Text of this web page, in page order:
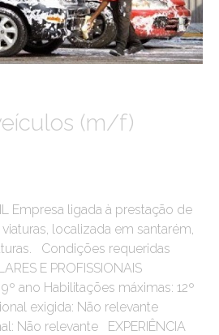
(m/f)
Empresa ligada à prestação de
localizada em santarém,
Condições requeridas
E PROFISSIONAIS
ano Habilitações máximas: 12º
exigida: Não relevante
Não relevante EXPERIÊNCIA